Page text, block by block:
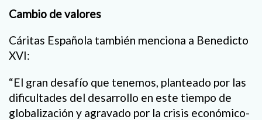
Cambio de valores
Cáritas Española también menciona a Benedicto
XVI:
“El gran desafío que tenemos, planteado por las
dificultades del desarrollo en este tiempo de
globalización y agravado por la crisis económico-